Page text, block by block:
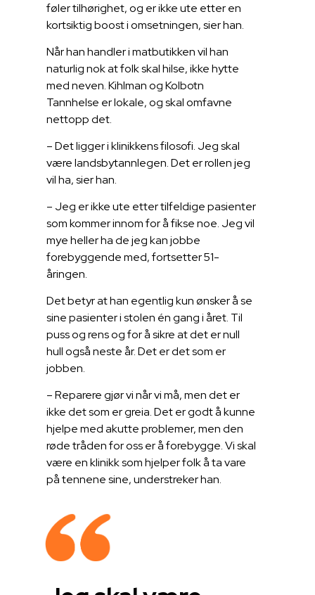
føler tilhørighet, og er ikke ute etter en
kortsiktig boost i omsetningen, sier han.
Når han handler i matbutikken vil han
naturlig nok at folk skal hilse, ikke hytte
med neven. Kihlman og Kolbotn
Tannhelse er lokale, og skal omfavne
nettopp det.
– Det ligger i klinikkens filosofi. Jeg skal
være landsbytannlegen. Det er rollen jeg
vil ha, sier han.
– Jeg er ikke ute etter tilfeldige pasienter
som kommer innom for å fikse noe. Jeg vil
mye heller ha de jeg kan jobbe
forebyggende med, fortsetter 51-
åringen.
Det betyr at han egentlig kun ønsker å se
sine pasienter i stolen én gang i året. Til
puss og rens og for å sikre at det er null
hull også neste år. Det er det som er
jobben.
– Reparere gjør vi når vi må, men det er
ikke det som er greia. Det er godt å kunne
hjelpe med akutte problemer, men den
røde tråden for oss er å forebygge. Vi skal
være en klinikk som hjelper folk å ta vare
på tennene sine, understreker han.